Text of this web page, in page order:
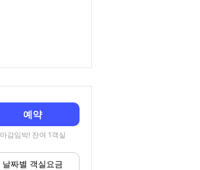
예약
마감임박! 잔여 1객실
날짜별 객실요금